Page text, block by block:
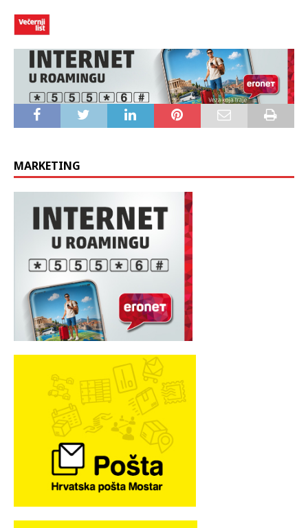
Skupine za zaštitu prava životinja, koje su dugo zagovarale
zabranu, pohvalile su ishod glasanja u utorak.